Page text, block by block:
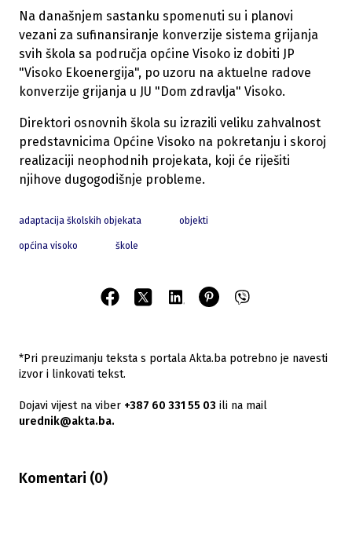
Na današnjem sastanku spomenuti su i planovi
vezani za sufinansiranje konverzije sistema grijanja
svih škola sa područja općine Visoko iz dobiti JP
"Visoko Ekoenergija", po uzoru na aktuelne radove
konverzije grijanja u JU "Dom zdravlja" Visoko.
Direktori osnovnih škola su izrazili veliku zahvalnost
predstavnicima Općine Visoko na pokretanju i skoroj
realizaciji neophodnih projekata, koji će riješiti
njihove dugogodišnje probleme.
adaptacija školskih objekata objekti
općina visoko škole
*Pri preuzimanju teksta s portala Akta.ba potrebno je navesti
izvor i linkovati tekst.
Dojavi vijest na viber +387 60 331 55 03 ili na mail
urednik@akta.ba.
Komentari (0)